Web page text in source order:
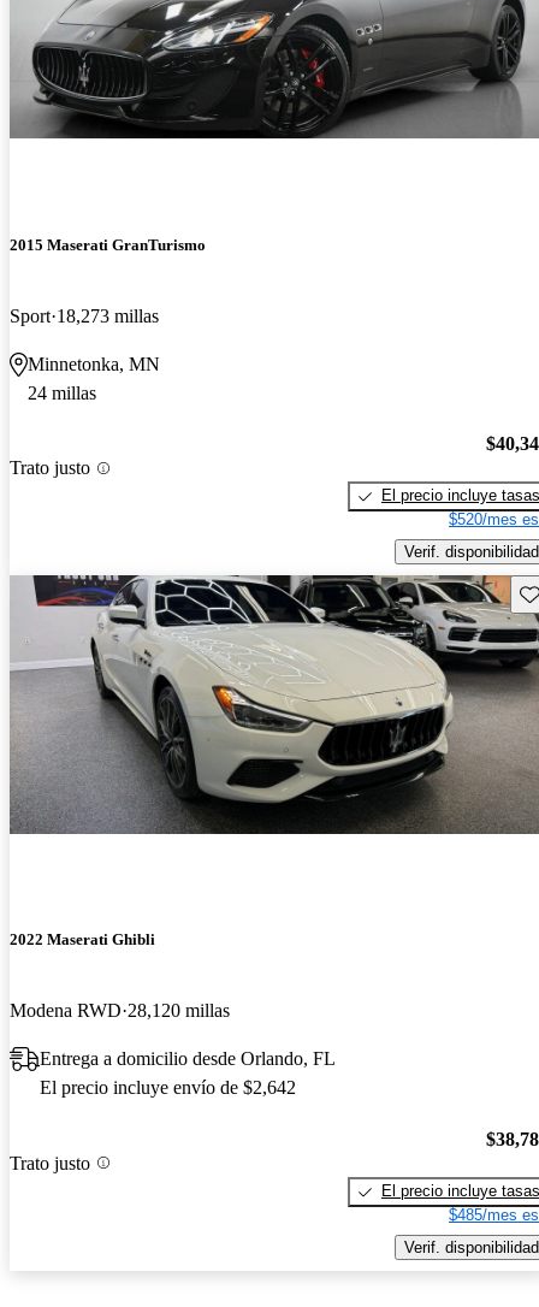
2015 Maserati GranTurismo
Sport 18,273 millas
Minnetonka, MN
24 millas
Trato justo
El precio incluye tasas
$520/mes
Verif. disponibilidad
2022 Maserati Ghibli
Modena RWD 28,120 millas
Entrega a domicilio desde Orlando, FL
El precio incluye envío de $2,642
Trato justo
El precio incluye tasas
$485/mes
Verif. disponibilidad